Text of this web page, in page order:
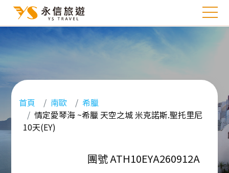
首頁 南歐
希臘
情定愛琴海 ~希臘 天空之城 米克諾斯.聖托里尼
10天(EY)
團號 ATH10EYA260912A